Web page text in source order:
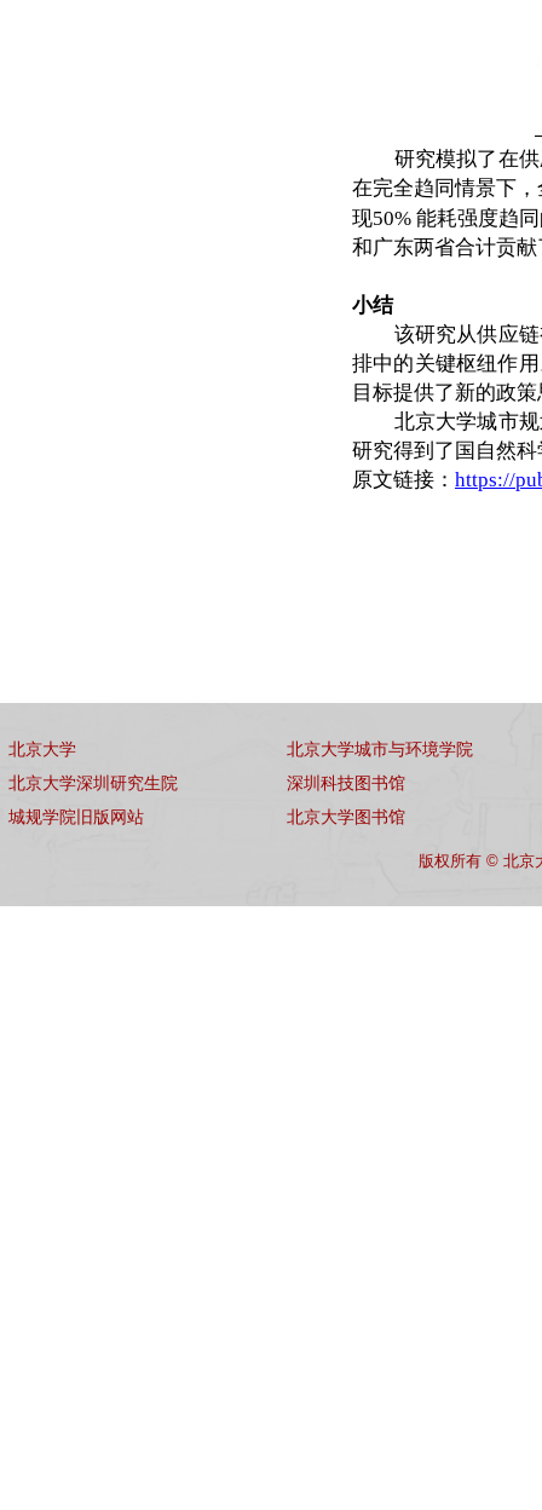
研究模拟了在
在完全趋同情景下
现50% 能耗强度趋
和广东两省合计贡
小结
该研究从供应
排中的关键枢纽作
目标提供了新的政
北京大学城市
研究得到了国自然
原文链接： https://
北京大学
北京大学深圳研究生院
城规学院旧版网站
北京大学城市与环境学院
深圳科技图书馆
北京大学图书馆
版权所有 © 北